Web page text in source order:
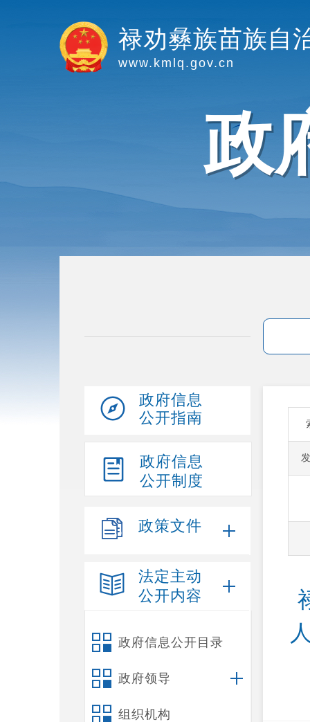
禄劝彝族苗族自
www.kmlq.gov.cn
政
政府信息
公开指南
政府信息
公开制度
政策文件
法定主动
公开内容
政府信息公开目录
政府领导
组织机构